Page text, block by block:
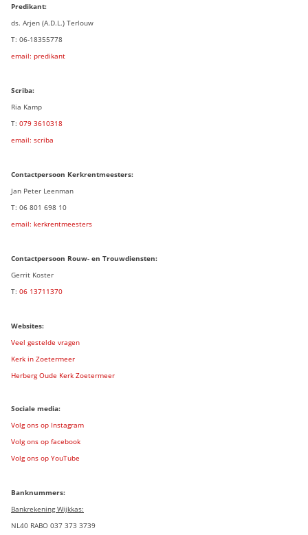
Predikant:
ds. Arjen (A.D.L.) Terlouw
T: 06-18355778
email: predikant
Scriba:
Ria Kamp
T: 079 3610318
email: scriba
Contactpersoon Kerkrentmeesters:
Jan Peter Leenman
T: 06 801 698 10
email: kerkrentmeesters
Contactpersoon Rouw- en Trouwdiensten:
Gerrit Koster
T: 06 13711370
Websites:
Veel gestelde vragen
Kerk in Zoetermeer
Herberg Oude Kerk Zoetermeer
Sociale media:
Volg ons op Instagram
Volg ons op facebook
Volg ons op YouTube
Banknummers:
Bankrekening Wijkkas:
NL40 RABO 037 373 3739